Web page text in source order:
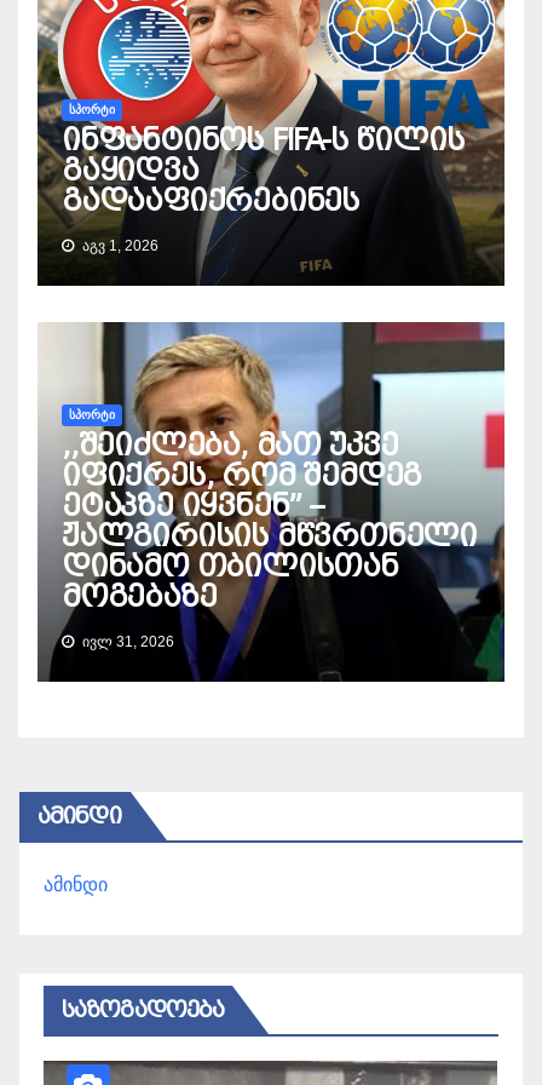
ᲡᲞᲝᲠᲢᲘ
ინფანტინოს FIFA-ს წილის
გაყიდვა
გადააფიქრებინეს
ᲐᲒᲕ 1, 2026
ᲡᲞᲝᲠᲢᲘ
,,შეიძლება, მათ უკვე
იფიქრეს, რომ შემდეგ
ეტაპზე იყვნენ” –
ჟალგირისის მწვრთნელი
დინამო თბილისთან
მოგებაზე
ᲘᲕᲚ 31, 2026
ᲐᲛᲘᲜᲓᲘ
ამინდი
ᲡᲐᲖᲝᲒᲐᲓᲝᲔᲑᲐ